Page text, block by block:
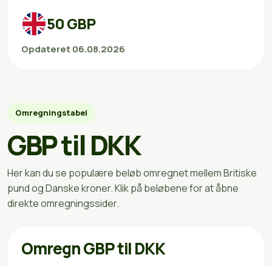
50 GBP
Opdateret 06.08.2026
Omregningstabel
GBP til DKK
Her kan du se populære beløb omregnet mellem Britiske
pund og Danske kroner. Klik på beløbene for at åbne
direkte omregningssider.
Omregn GBP til DKK